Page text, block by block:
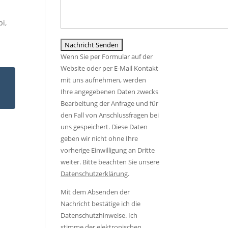
e
l
d
l
e
e
r
.
i
e
s
e
s
F
e
l
d
l
e
e
r
.
s
e
d
i
e
s
e
s
F
e
l
d
l
e
r
.
Wenn Sie per Formular auf der
Website oder per E-Mail Kontakt
mit uns aufnehmen, werden
Ihre angegebenen Daten zwecks
Bearbeitung der Anfrage und für
den Fall von Anschlussfragen bei
uns gespeichert. Diese Daten
geben wir nicht ohne Ihre
vorherige Einwilligung an Dritte
weiter. Bitte beachten Sie unsere
Datenschutzerklärung.
Mit dem Absenden der
Nachricht bestätige ich die
Datenschutzhinweise. Ich